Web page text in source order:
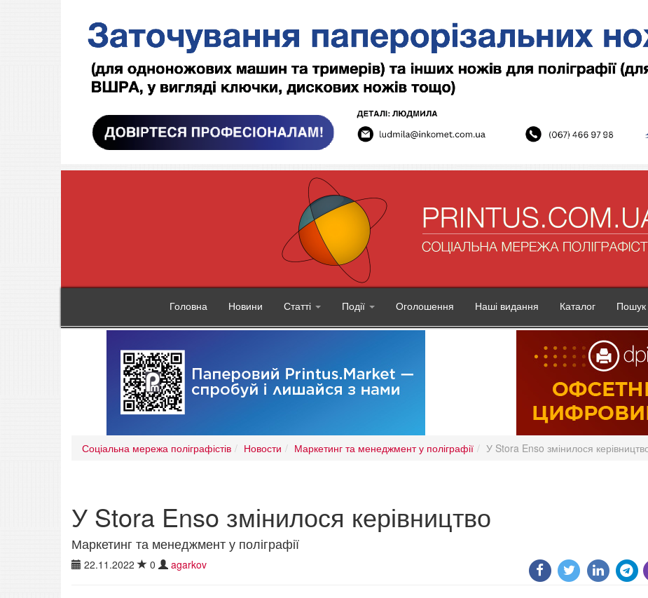
Головна Новини Статті Події Оголошення Наші видання Каталог Пошук
Соціальна мережа поліграфістів Новости Маркетинг та менеджмент у поліграфії У Stora Enso змінилося
У Stora Enso змінилося керівництво
Маркетинг та менеджмент у поліграфії
22.11.2022 0 agarkov